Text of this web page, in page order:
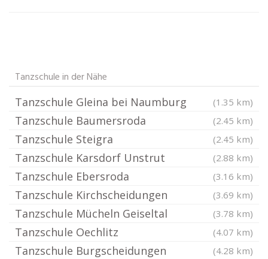
Tanzschule in der Nähe
Tanzschule Gleina bei Naumburg (1.35 km)
Tanzschule Baumersroda (2.45 km)
Tanzschule Steigra (2.45 km)
Tanzschule Karsdorf Unstrut (2.88 km)
Tanzschule Ebersroda (3.16 km)
Tanzschule Kirchscheidungen (3.69 km)
Tanzschule Mücheln Geiseltal (3.78 km)
Tanzschule Oechlitz (4.07 km)
Tanzschule Burgscheidungen (4.28 km)